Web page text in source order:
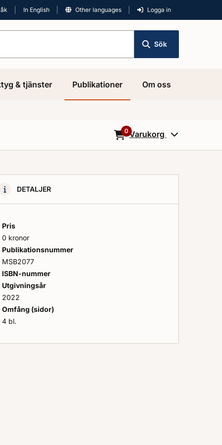
In English Other languages Logga in
Sök
& tjänster Publikationer Om oss
0Varukorg
DETALJER
Pris
0 kronor
Publikationsnummer
MSB2077
ISBN-nummer
Utgivningsår
2022
Omfång (sidor)
4 bl.